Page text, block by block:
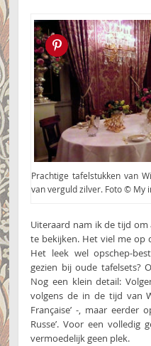
Pin this!
Prachtige tafelstukken van
van verguld zilver. Foto © My
Uiteraard nam ik de tijd om
te bekijken. Het viel me
Het leek wel opschep-
gezien bij oude tafelsets?
Nog een klein detail:
volgens de in de tijd van
Française’ -, maar eerder
Russe’. Voor een volledig
vermoedelijk geen plek.